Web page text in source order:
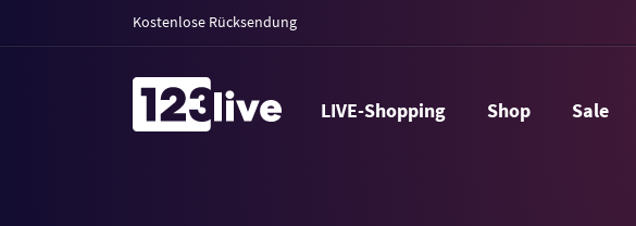
Kostenlose Rücksendung
LIVE-Shopping Shop Sale